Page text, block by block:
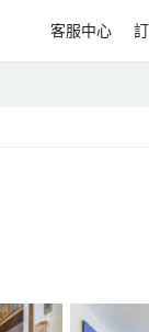
客服中心